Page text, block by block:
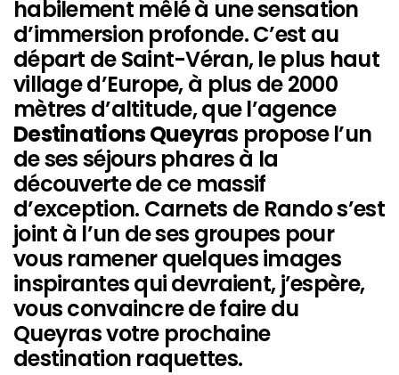
habilement mêlé à une sensation
d’immersion profonde. C’est au
départ de Saint-Véran, le plus haut
village d’Europe, à plus de 2000
mètres d’altitude, que l’agence
Destinations Queyras propose l’un
de ses séjours phares à la
découverte de ce massif
d’exception. Carnets de Rando s’est
joint à l’un de ses groupes pour
vous ramener quelques images
inspirantes qui devraient, j’espère,
vous convaincre de faire du
Queyras votre prochaine
destination raquettes.